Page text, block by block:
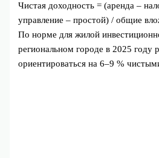
Чистая доходность = (аренда –
управление – простой) / общие
По норме для жилой
региональном городе в 2025 году
ориентироваться на 6–9 %